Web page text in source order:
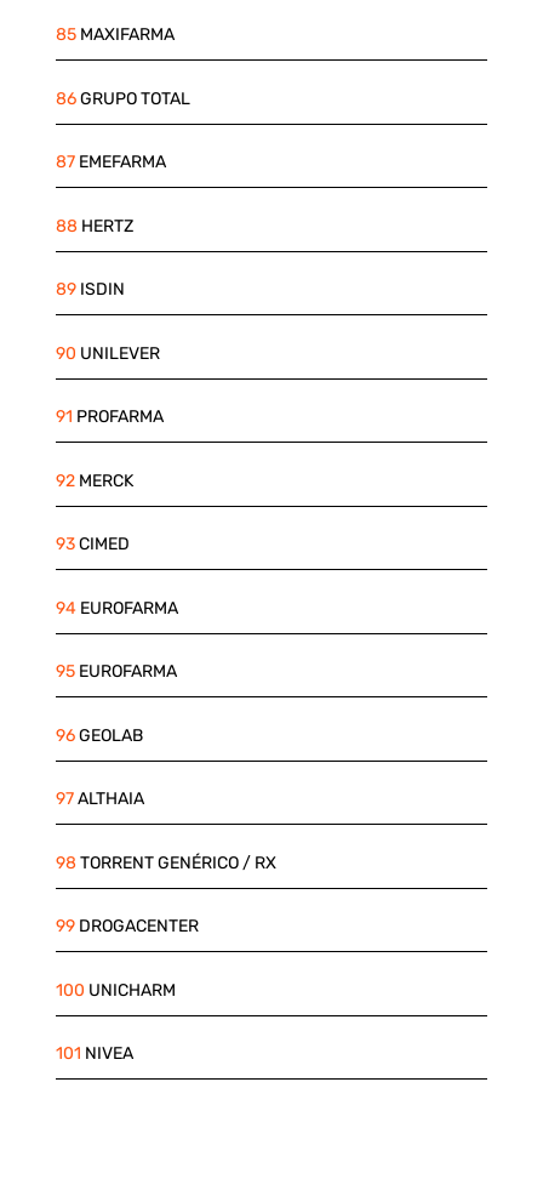
85MAXIFARMA
86GRUPO TOTAL
87EMEFARMA
88 HERTZ
89ISDIN
90 UNILEVER
91 PROFARMA
92MERCK
93CIMED
94EUROFARMA
95EUROFARMA
96GEOLAB
97ALTHAIA
98 TORRENT GENÉRICO / RX
99DROGACENTER
100 UNICHARM
101 NIVEA